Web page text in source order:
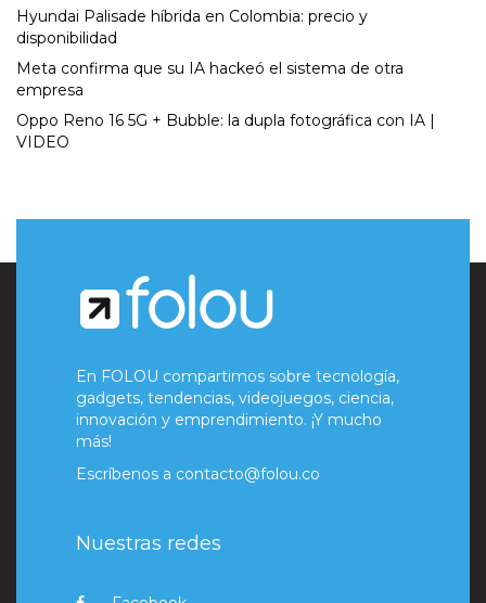
Hyundai Palisade híbrida en Colombia: precio y
disponibilidad
Meta confirma que su IA hackeó el sistema de otra
empresa
Oppo Reno 16 5G + Bubble: la dupla fotográfica con IA |
VIDEO
En FOLOU compartimos sobre tecnología,
gadgets, tendencias, videojuegos, ciencia,
innovación y emprendimiento. ¡Y mucho
más!
Escríbenos a contacto@folou.co
Nuestras redes